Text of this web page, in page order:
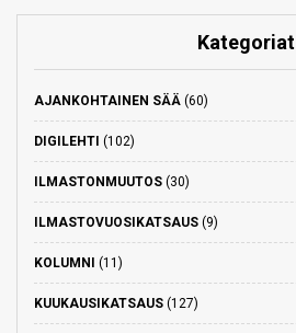
Kategoriat
AJANKOHTAINEN SÄÄ (60)
DIGILEHTI (102)
ILMASTONMUUTOS (30)
ILMASTOVUOSIKATSAUS (9)
KOLUMNI (11)
KUUKAUSIKATSAUS (127)